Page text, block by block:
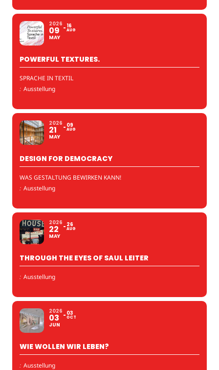
2026
09
MAY
16
AUG
POWERFUL TEXTURES.
SPRACHE IN TEXTIL
: Ausstellung
2026
21
MAY
09
AUG
DESIGN FOR DEMOCRACY
WAS GESTALTUNG BEWIRKEN KANN!
: Ausstellung
2026
22
MAY
26
AUG
THROUGH THE EYES OF SAUL LEITER
: Ausstellung
2026
03
JUN
03
OCT
WIE WOLLEN WIR LEBEN?
: Ausstellung